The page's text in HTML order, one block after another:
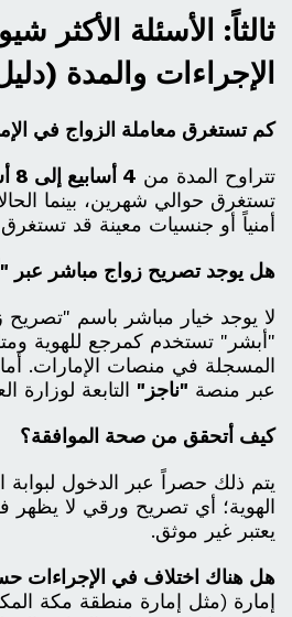
ثالثاً: الأسئلة الأكثر
الإجراءات والمدة (دليل
كم تستغرق معاملة الزواج في
تتراوح المدة من 4 أسابيع إلى 8 أشهر
تستغرق حوالي شهرين، بينما
أمنياً أو جنسيات معينة قد
هل يوجد تصريح زواج مباشر عبر
لا يوجد خيار مباشر باسم
"أبشر" تستخدم كمرجع للهوية
المسجلة في منصات الإمارات. أما
عبر منصة "ناجز" التابعة لوزارة
كيف أتحقق من صحة الموافقة؟
يتم ذلك حصراً عبر الدخول لبوابة
الهوية؛ أي تصريح ورقي لا يظهر
يعتبر غير موثق.
هل هناك اختلاف في الإجراءات
إمارة (مثل إمارة منطقة مكة